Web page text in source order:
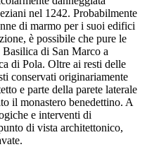
nel 1242. Probabilmente
di marmo per i suoi edifici
è possibile che pure le
di San Marco a
di Pola. Oltre ai resti delle
conservati originariamente
e parte della parete laterale
il monastero benedettino. A
e interventi di
di vista architettonico,